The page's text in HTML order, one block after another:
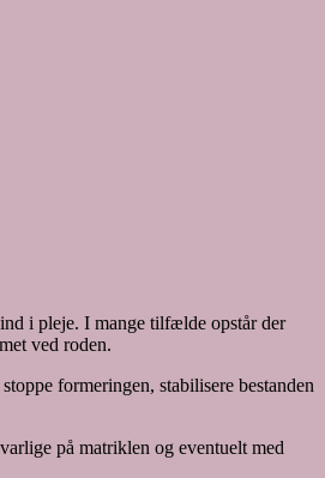
i pleje. I mange tilfælde opstår der
ved roden.
formeringen, stabilisere bestanden
på matriklen og eventuelt med